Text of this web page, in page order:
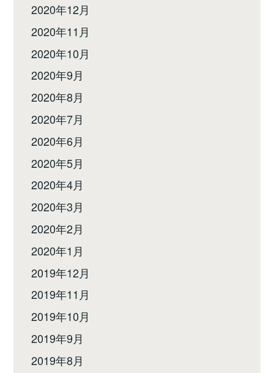
2020年12月
2020年11月
2020年10月
2020年9月
2020年8月
2020年7月
2020年6月
2020年5月
2020年4月
2020年3月
2020年2月
2020年1月
2019年12月
2019年11月
2019年10月
2019年9月
2019年8月